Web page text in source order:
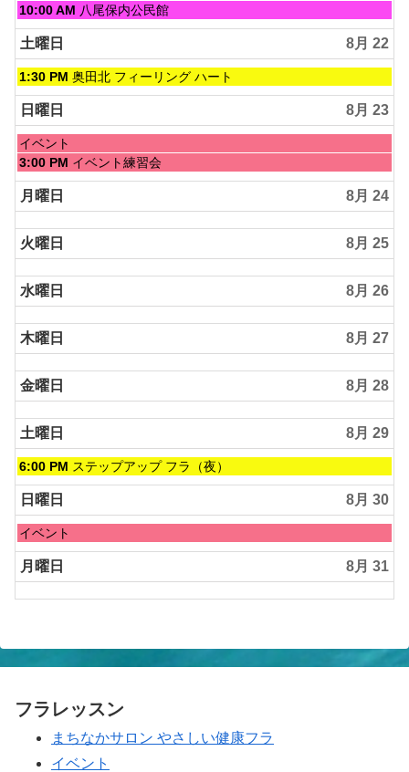
金
曜
日,
8
月
21st
2026
10:00 AM 八尾保内公民館
土曜日 8月 22
土
曜
日,
8
月
22nd
2026
1:30 PM 奥田北 フィーリング ハート
日曜日 8月 23
日
曜
日,
8
月
2026
イベント
日
曜
日,
8
月
23rd
2026
3:00 PM イベント練習会
月曜日 8月 24
火曜日 8月 25
水曜日 8月 26
木曜日 8月 27
金曜日 8月 28
土曜日 8月 29
土
曜
日,
8
月
29th
2026
6:00 PM ステップアップ フラ（夜）
日曜日 8月 30
日
曜
日,
8
月
イベント
月曜日 8月 31
フラレッスン
まちなかサロン やさしい健康フラ
イベント